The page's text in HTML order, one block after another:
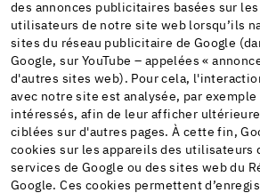
des annonces publicitaires basées sur
utilisateurs de notre site web lorsqu’ils
sites du réseau publicitaire de Google
Google, sur YouTube – appelées «
d'autres sites web). Pour cela,
avec notre site est analysée, par
intéressés, afin de leur afficher
ciblées sur d'autres pages. À cette fin,
cookies sur les appareils des utilisateurs
services de Google ou des sites web du
Google. Ces cookies permettent